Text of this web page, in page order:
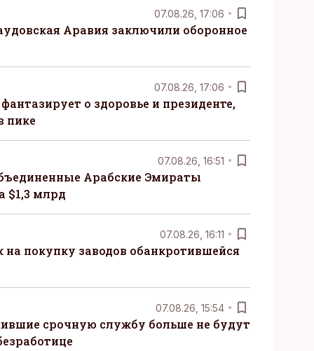
07.08.26, 17:06
Аравия заключили оборонное
07.08.26, 17:06
о здоровье и президенте,
пике
07.08.26, 16:51
Арабские Эмираты
$1,3 млрд
07.08.26, 16:11
покупку заводов обанкротившейся
07.08.26, 15:54
срочную службу больше не будут